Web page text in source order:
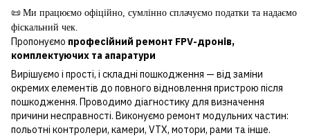
📜 Ми працюємо офіційно, сумлінно сплачуємо податки та надаємо
фіскальний чек.
Пропонуємо професійний ремонт FPV-дронів,
комплектуючих та апаратури
Вирішуємо і прості, і складні пошкодження — від заміни
окремих елементів до повного відновлення пристрою після
пошкодження. Проводимо діагностику для визначення
причини несправності. Виконуємо ремонт модульних частин:
польотні контролери, камери, VTX, мотори, рами та інше.